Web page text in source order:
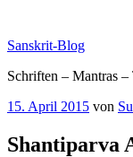
springen
Sanskrit-Blog
Schriften – Mantras –
Veröffentlicht
15. April 2015 von
Shantiparva